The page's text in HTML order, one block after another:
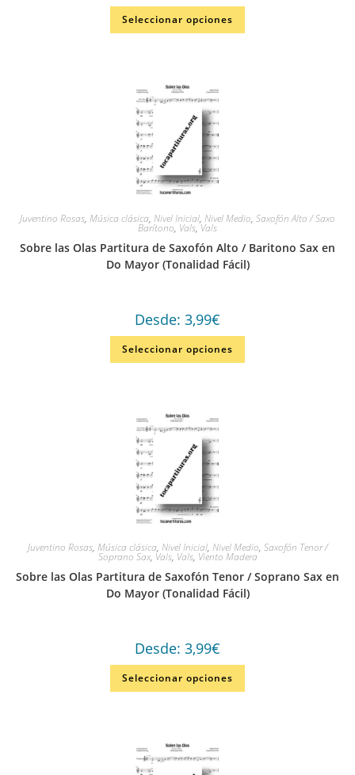
Seleccionar opciones
Juventino Rosas, Música clásica, Nivel Inicial, Nivel Medio, Saxofón Alto / Saxo
Barítono, Vals,Vals
Sobre las Olas Partitura de Saxofón Alto / Baritono Sax en
Do Mayor (Tonalidad Fácil)
Desde: 3,99€
Seleccionar opciones
Juventino Rosas, Música clásica, Nivel Inicial, Nivel Medio, Saxofón Tenor /
Soprano Sax, Vals, Vals, Viento Madera
Sobre las Olas Partitura de Saxofón Tenor / Soprano Sax en
Do Mayor (Tonalidad Fácil)
Desde: 3,99€
Seleccionar opciones